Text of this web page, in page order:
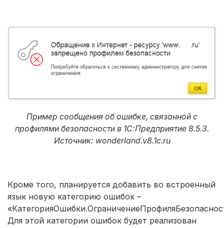
Пример сообщения об ошибке, связанной с
профилями безопасности в 1С:Предприятие 8.5.3.
Источник: wonderland.v8.1c.ru
Кроме того, планируется добавить во встроенный
язык новую категорию ошибок –
Для этой категории ошибок будет реализован